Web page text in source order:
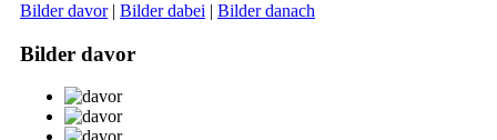
Bilder davor| Bilder dabei | Bilder danach
Bilder davor